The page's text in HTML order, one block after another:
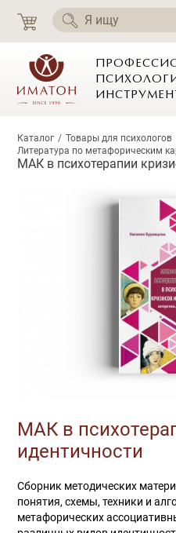
Каталог Товары для психологов
Литература по метафорическим
МАК в психотерапии
МАК в
идентичности
Сборник методических
понятия, схемы, техники и
метафорических